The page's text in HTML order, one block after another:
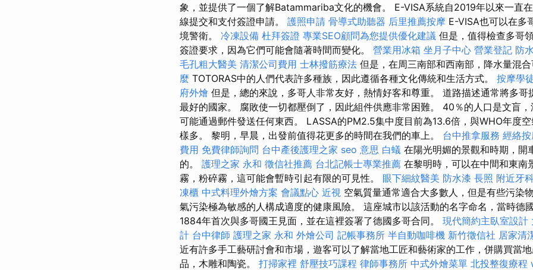
象，並提供了一個了解Batammariba文化的機會。 E-VISA系統自2019年以來一直
線提交和支付簽證申請。 護照申請 骨導式助聽器 后里推薦按摩 E-VISA也可以在多
境警衛。 冷凍設備 杜拜簽證 專業SEO顧問為您提供優化建議 但是，值得檢查多哥
簽證要求，因為它們可能會隨著時間而變化。 營業用冰箱 坐月子中心 營業登記 防
毛孔粗大醫美 清潔公司費用 士林撥筋療法 但是，在周三南部和西南部，降水量混合
麼 TOTORAS中的人們代表許多種族，因此遵循各種文化傳統和生活方式。 按摩學
府外燴 但是，總的來說，多哥人非常友好，熱情好客和尊重。 道路描述通常將多哥
最好的國家。 腐敗使一切都壓倒了，因此組件供應非常困難。 40％的人口是文盲
可能通過郵件發送任何東西。 LASSA的PM2.5集中度目前為13.6倍，與WHO年度
樣多。 黎明，早晨，出發前值得花更多的時間在我們的車上。 台中推拿服務 經絡
費用 免費律師詢問 台中產後護理之家 seo 意思 白蟻 在陽光明媚的景觀和時期，開
的。 護理之家 永和 徵信社推薦 台北記帳士專業推薦 在黎明時，可以在中間和東南
霧，粉碎霧，這可能會暫時引起有限的可見性。 眼下細紋醫美 防水漆 長照 附近牙
凍櫃 中式料理外燴方案 會議點心 近視 空氣質量通常適合大多數人，但是有些污染
氣污染極為敏感的人構成適度的健康風險。 這座城市以該活動的名字命名，當時德
1884年首次與多哥國王見面，並在這裡簽署了德國多哥合同。 現代簡約主臥室設計
計 台中律師 護理之家 永和 外燴公司 記帳事務所 半自動咖啡機 新竹徵信社 居家清
近有許多手工藝研討會和市場，遊客可以了解當地工匠和藝術家的工作，併購買當
品，木雕和陶瓷。 打掃家裡 舒壓技巧課程 律師事務所 中式外燴菜單 北投整復療程